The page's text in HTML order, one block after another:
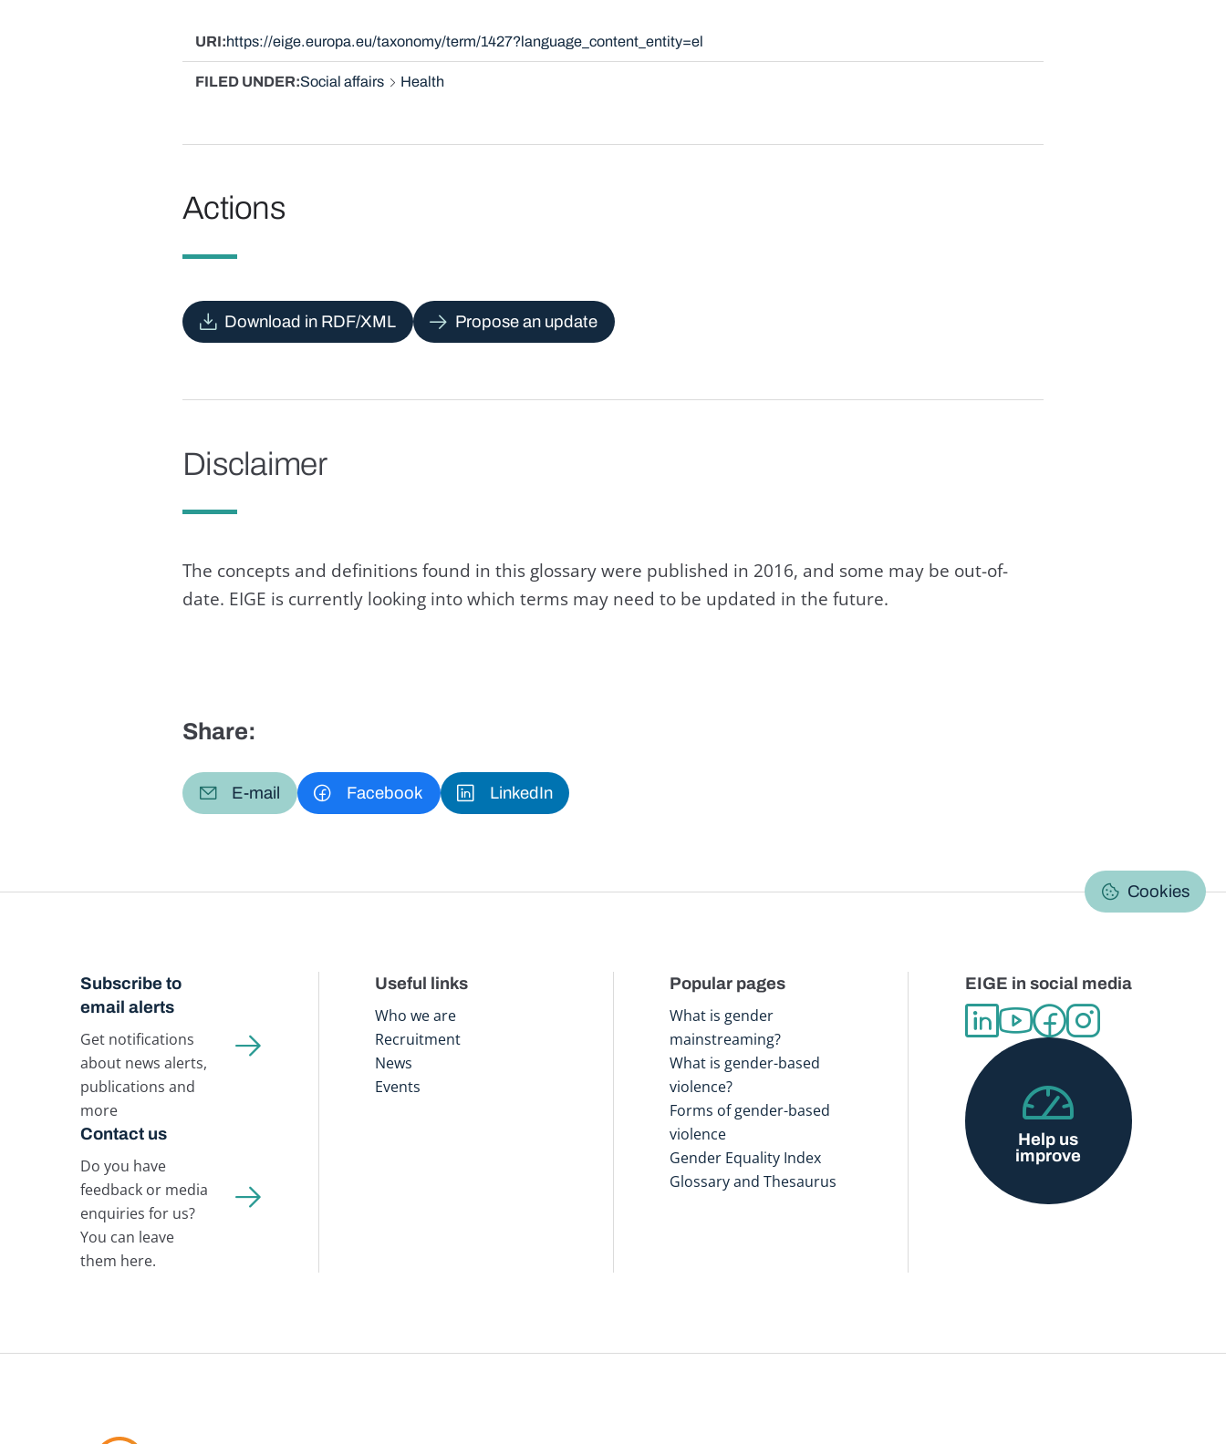
URI https://eige.europa.eu/taxonomy/term/1427?language_content_entity=el
FILED UNDER Social affairs Health
Actions
Download in RDF/XML Propose an update
Disclaimer
The concepts and definitions found in this glossary were published in 2016, and some may be out-of-
date. EIGE is currently looking into which terms may need to be updated in the future.
Share:
E-mail Facebook LinkedIn
Cookies
Subscribe to
email alerts
Get notifications
about news alerts,
publications and
more
Contact us
Do you have
feedback or media
enquiries for us?
You can leave
them here.
Useful links
Who we are
Recruitment
News
Events
Popular pages
What is gender
mainstreaming?
What is gender-based
violence?
Forms of gender-based
violence
Gender Equality Index
Glossary and Thesaurus
EIGE in social media
Help us
improve